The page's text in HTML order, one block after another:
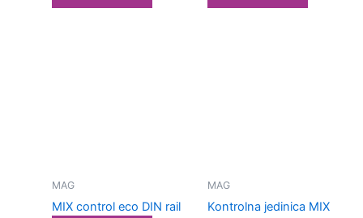
MAG
MIX control eco DIN rail
MAG
Kontrolna jedinica MIX